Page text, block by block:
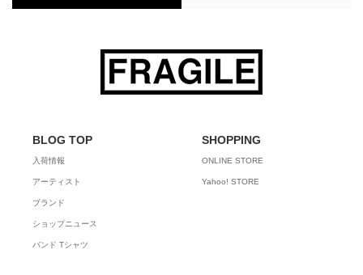
BLOG TOP
入荷情報
アーティスト
ブランド
ショップニュース
バンド Tシャツ
SHOPPING
ONLINE STORE
Yahoo! STORE